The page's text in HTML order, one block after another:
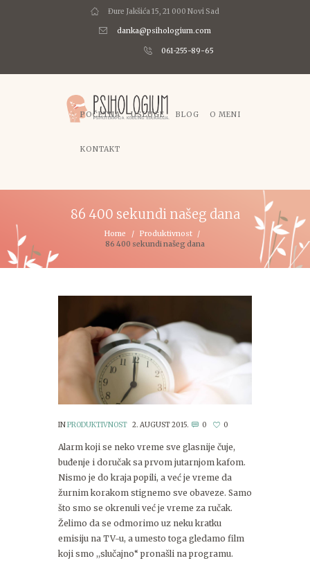
Đure Jakšića 15, 21 000 Novi Sad
danka@psihologium.com
061-255-89-65
POČETNA USLUGE BLOG O MENI
KONTAKT
86 400 sekundi našeg dana
Home
Produktivnost
86 400 sekundi našeg dana
INPRODUKTIVNOST 2. AUGUST 2015. 0 0
Alarm koji se neko vreme sve glasnije čuje,
buđenje i doručak sa prvom jutarnjom kafom.
Nismo je do kraja popili, a već je vreme da
žurnim korakom stignemo sve obaveze. Samo
što smo se okrenuli već je vreme za ručak.
Želimo da se odmorimo uz neku kratku
emisiju na TV-u, a umesto toga gledamo film
koji smo ,,slučajno“ pronašli na programu.